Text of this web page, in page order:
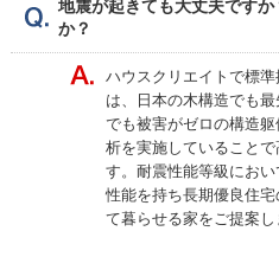
地震が起きても大丈夫です
か？
ハウスクリエイトで標
は、日本の木構造でも
でも被害がゼロの構造
析を実施していること
す。耐震性能等級にお
性能を持ち長期優良住
て暮らせる家をご提案し